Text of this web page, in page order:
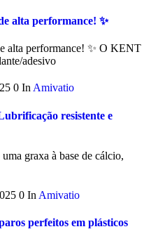
alta performance! ✨
alta performance! ✨ O KENT
adesivo
0 InAmivatio
resistente e
graxa à base de cálcio,
0 In Amivatio
perfeitos em plásticos